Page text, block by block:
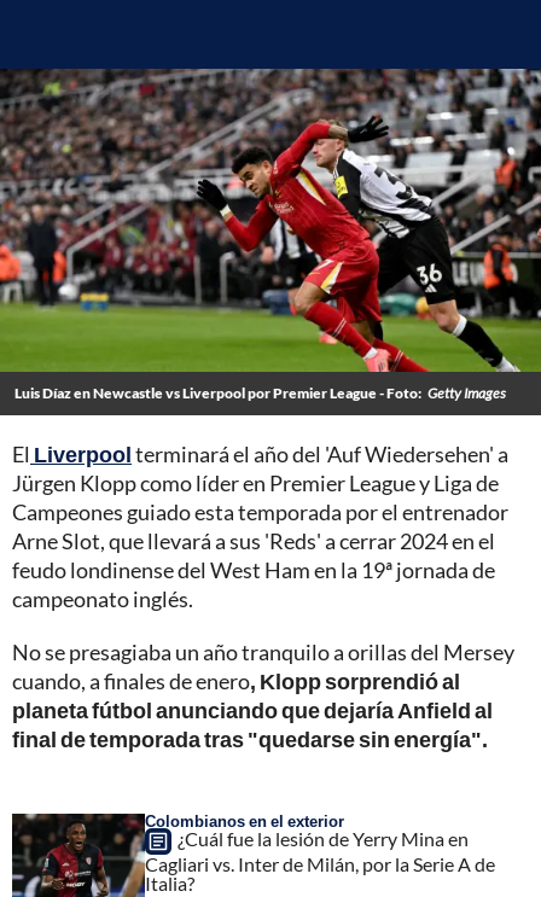
Luis Díaz en Newcastle vs Liverpool por Premier League - Foto: Getty Images
El Liverpoolterminará el año del 'Auf Wiedersehen' a
Jürgen Klopp como líder en Premier League y Liga de
Campeones guiado esta temporada por el entrenador
Arne Slot, que llevará a sus 'Reds' a cerrar 2024 en el
feudo londinense del West Ham en la 19ª jornada de
campeonato inglés.
No se presagiaba un año tranquilo a orillas del Mersey
cuando, a finales de enero, Klopp sorprendió al
planeta fútbol anunciando que dejaría Anfield al
final de temporada tras "quedarse sin energía".
Colombianos en el exterior
¿Cuál fue la lesión de Yerry Mina en
Cagliari vs. Inter de Milán, por la Serie A de
Italia?